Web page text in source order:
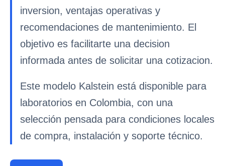
inversion, ventajas operativas y
recomendaciones de mantenimiento. El
objetivo es facilitarte una decision
informada antes de solicitar una cotizacion.
Este modelo Kalstein está disponible para
laboratorios en Colombia, con una
selección pensada para condiciones locales
de compra, instalación y soporte técnico.